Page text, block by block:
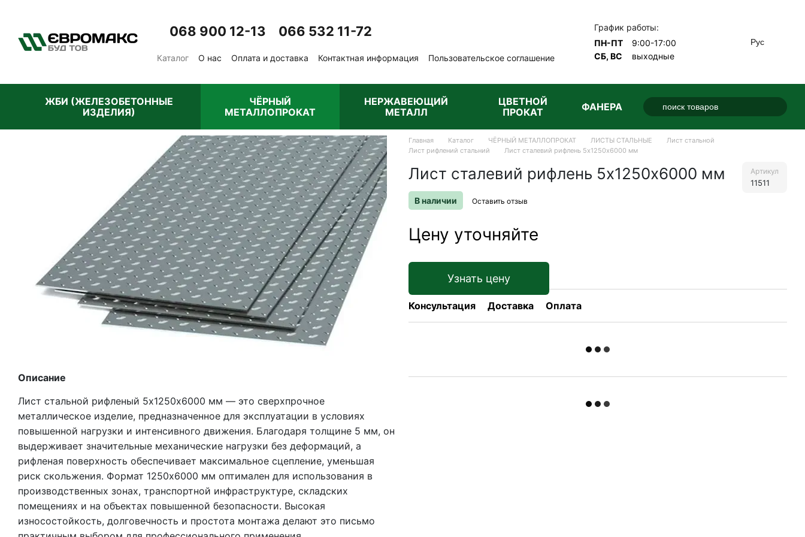
068 900 12-13 066 532 11-72
Каталог О нас Оплата и доставка Контактная информация
Пользовательское соглашение
График работы:
ПН-ПТ
9:00-17:00
СБ, ВС
выходные
Рус
ЖБИ (ЖЕЛЕЗОБЕТОННЫЕ
ИЗДЕЛИЯ)
ЧЁРНЫЙ
МЕТАЛЛОПРОКАТ
НЕРЖАВЕЮЩИЙ
МЕТАЛЛ
ЦВЕТНОЙ
ПРОКАТ
ФАНЕРА
Описание
Лист стальной рифленый 5х1250х6000 мм — это сверхпрочное
металлическое изделие, предназначенное для эксплуатации в условиях
повышенной нагрузки и интенсивного движения. Благодаря толщине 5 мм, он
выдерживает значительные механические нагрузки без деформаций, а
рифленая поверхность обеспечивает максимальное сцепление, уменьшая
риск скольжения. Формат 1250х6000 мм оптимален для использования в
производственных зонах, транспортной инфраструктуре, складских
помещениях и на объектах повышенной безопасности. Высокая
износостойкость, долговечность и простота монтажа делают это письмо
Главная Каталог ЧЁРНЫЙ МЕТАЛЛОПРОКАТ ЛИСТЫ СТАЛЬНЫЕ
Лист стальной
Лист рифлений стальний
Лист сталевий рифлень 5х1250х6000 мм
Лист сталевий рифлень 5х1250х6000 мм Артикул
11511
В наличии Оставить отзыв
Цену уточняйте
Узнать цену
Консультация Доставка Оплата